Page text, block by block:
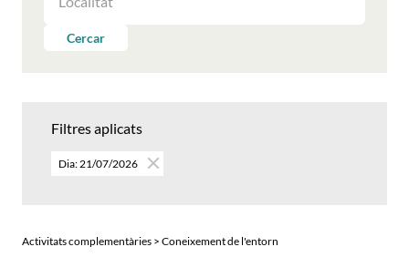
LES
PERCercar
Filtres aplicats
Dia: 21/07/2026
Activitats complementàries > Coneixement de l'entorn